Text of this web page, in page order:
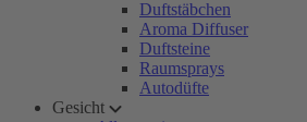
Duftstäbchen
Aroma Diffuser
Duftsteine
Raumsprays
Autodüfte
Gesicht